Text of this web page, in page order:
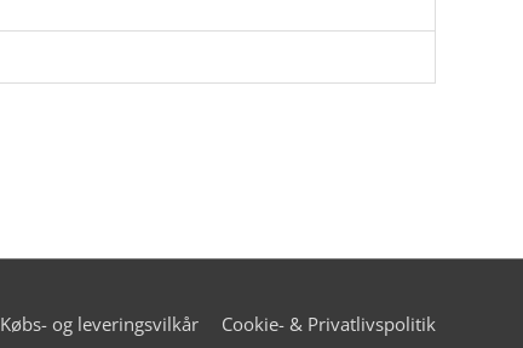
Købs- og leveringsvilkår Cookie- & Privatlivspolitik